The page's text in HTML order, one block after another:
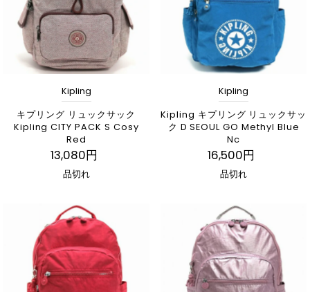
Kipling
キプリング リュックサック
Kipling CITY PACK S Cosy
Red
13,080円
品切れ
Kipling
Kipling キプリング リュックサッ
ク D SEOUL GO Methyl Blue
Nc
16,500円
品切れ